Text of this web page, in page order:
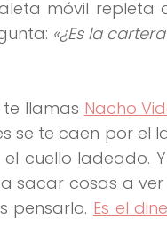
móvil repleta
«¿Es la
llamas Nacho
te caen por el
cuello ladeado.
sacar cosas a
pensarlo. Es el